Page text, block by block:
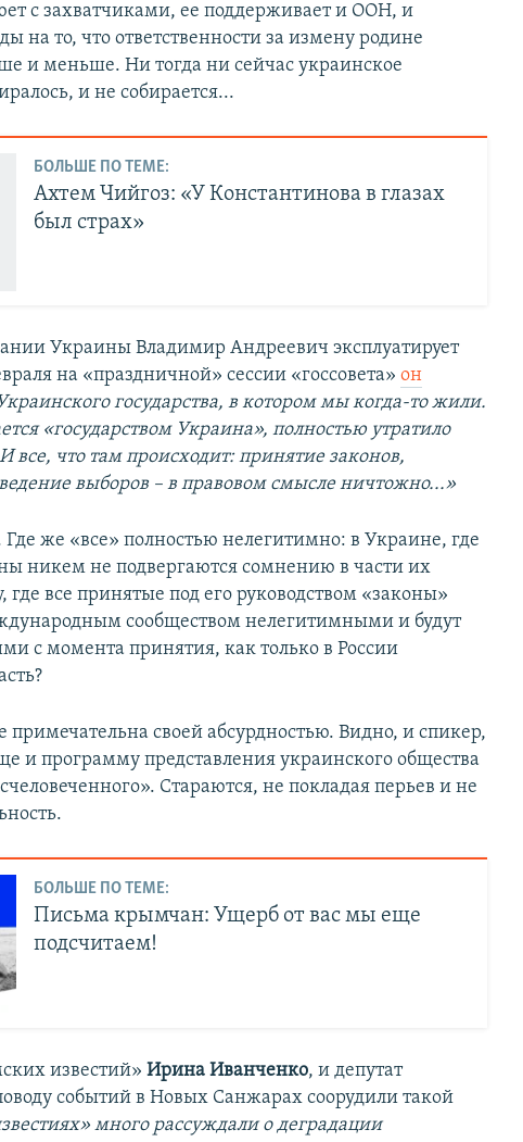
с захватчиками, ее поддерживает и ООН, и
на то, что ответственности за измену родине
и меньше. Ни тогда ни сейчас украинское
и не собирается...
БОЛЬШЕ ПО ТЕМЕ:
Ахтем Чийгоз: «У Константинова в глазах
был страх»
Украины Владимир Андреевич эксплуатирует
на «праздничной» сессии «госсовета»он
государства, в котором мы когда-то жили.
«государством Украина», полностью утратило
все, что там происходит: принятие законов,
выборов – в правовом смысле ничтожно...»
Где же «все» полностью нелегитимно: в Украине, где
никем не подвергаются сомнению в части их
все принятые под его руководством «законы»
сообществом нелегитимными и будут
с момента принятия, как только в России
своей абсурдностью. Видно, и спикер,
и программу представления украинского общества
Стараются, не покладая перьев и не
БОЛЬШЕ ПО ТЕМЕ:
Письма крымчан: Ущерб от вас мы еще
подсчитаем!
известий»Ирина Иванченко, и депутат
событий в Новых Санжарах соорудили такой
много рассуждали о деградации